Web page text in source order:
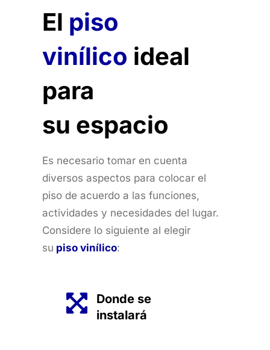
El piso
vinílico ideal
para
su espacio
Es necesario tomar en cuenta
diversos aspectos para colocar el
piso de acuerdo a las funciones,
actividades y necesidades del lugar.
Considere lo siguiente al elegir
su piso vinílico:
Donde se
instalará